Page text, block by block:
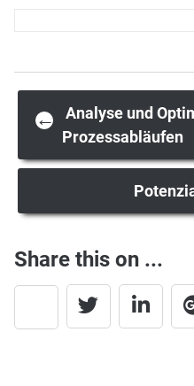
Post
←
Analyse und
Prozessabläufen
Share this on ...